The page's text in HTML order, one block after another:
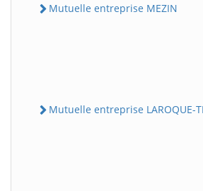
Mutuelle entreprise MEZIN
Mutuelle entreprise LAROQUE-